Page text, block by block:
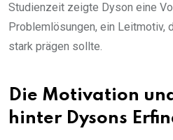
Studienzeit zeigte Dyson eine
Problemlösungen, ein Leitmotiv,
stark prägen sollte.
Die Motivation
hinter Dysons